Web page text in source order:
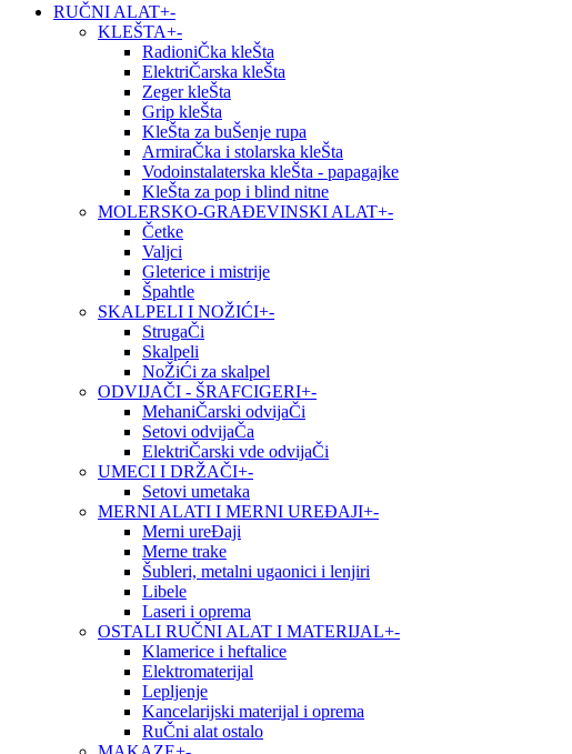
RUČNI ALAT+-
KLEŠTA+-
RadioniČka kleŠta
ElektriČarska kleŠta
Zeger kleŠta
Grip kleŠta
KleŠta za buŠenje rupa
ArmiraČka i stolarska kleŠta
Vodoinstalaterska kleŠta - papagajke
KleŠta za pop i blind nitne
MOLERSKO-GRAĐEVINSKI ALAT+-
Četke
Valjci
Gleterice i mistrije
Špahtle
SKALPELI I NOŽIĆI+-
StrugaČi
Skalpeli
NoŽiĆi za skalpel
ODVIJAČI - ŠRAFCIGERI+-
MehaniČarski odvijaČi
Setovi odvijaČa
ElektriČarski vde odvijaČi
UMECI I DRŽAČI+-
Setovi umetaka
MERNI ALATI I MERNI UREĐAJI+-
Merni ureĐaji
Merne trake
Šubleri, metalni ugaonici i lenjiri
Libele
Laseri i oprema
OSTALI RUČNI ALAT I MATERIJAL+-
Klamerice i heftalice
Elektromaterijal
Lepljenje
Kancelarijski materijal i oprema
RuČni alat ostalo